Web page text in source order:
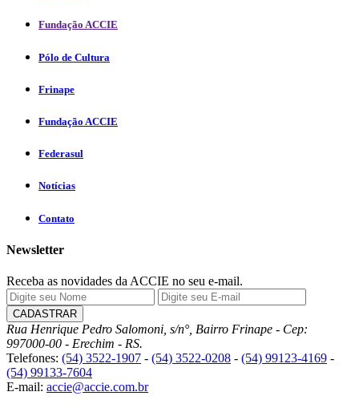
Fundação ACCIE
Pólo de Cultura
Frinape
Fundação ACCIE
Federasul
Notícias
Contato
Newsletter
Receba as novidades da ACCIE no seu e-mail.
Rua Henrique Pedro Salomoni, s/n°, Bairro Frinape - Cep:
997000-00 - Erechim - RS.
Telefones: (54) 3522-1907 - (54) 3522-0208 - (54) 99123-4169 -
(54) 99133-7604
E-mail: accie@accie.com.br